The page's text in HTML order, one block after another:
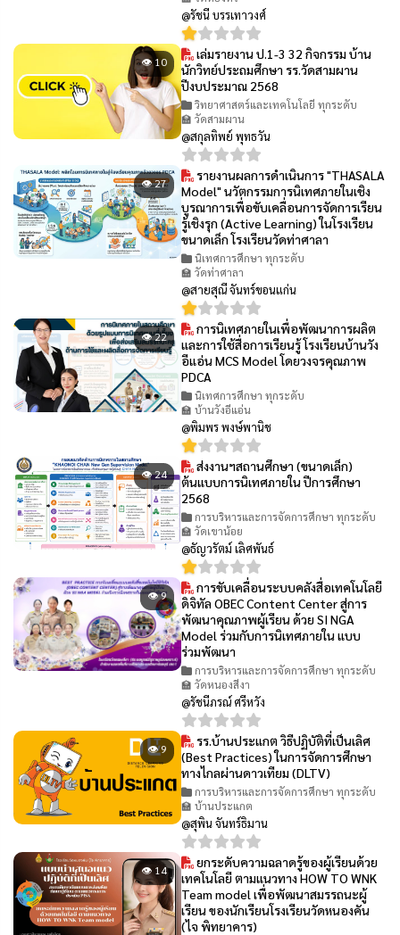
@รัชนี บรรเทาวงศ์
👁 10
เล่มรายงาน ป.1-3 32 กิจกรรม บ้าน
นักวิทย์ประถมศึกษา รร.วัดสามผาน
ปีงบประมาณ 2568
วิทยาศาสตร์และเทคโนโลยี ทุกระดับ
🏫 วัดสามผาน
@สกุลทิพย์ พุทธวัน
👁 27
รายงานผลการดำเนินการ "THASALA
Model" นวัตกรรมการนิเทศภายในเชิง
บูรณาการเพื่อขับเคลื่อนการจัดการเรียน
รู้เชิงรุก (Active Learning) ในโรงเรียน
ขนาดเล็ก โรงเรียนวัดท่าศาลา
นิเทศการศึกษา ทุกระดับ
🏫 วัดท่าศาลา
@สายสุณี จันทร์ขอนแก่น
👁 22
การนิเทศภายในเพื่อพัฒนาการผลิต
และการใช้สื่อการเรียนรู้ โรงเรียนบ้านวัง
อีแอ่น MCS Model โดยวงจรคุณภาพ
PDCA
นิเทศการศึกษา ทุกระดับ
🏫 บ้านวังอีแอ่น
@พิมพร พงษ์พานิช
👁 24
ส่งงานฯสถานศึกษา (ขนาดเล็ก)
ต้นแบบการนิเทศภายใน ปีการศึกษา
2568
การบริหารและการจัดการศึกษา ทุกระดับ
🏫 วัดเขาน้อย
@ธัญวรัตม์ เลิศพันธ์
👁 9
การขับเคลื่อนระบบคลังสื่อเทคโนโลยี
ดิจิทัล OBEC Content Center สู่การ
พัฒนาคุณภาพผู้เรียน ด้วย SI NGA
Model ร่วมกับการนิเทศภายใน แบบ
ร่วมพัฒนา
การบริหารและการจัดการศึกษา ทุกระดับ
🏫 วัดหนองสีงา
@รัชนีภรณ์ ศรีหวัง
👁 9
รร.บ้านประแกต วิธีปฏิบัติที่เป็นเลิศ
(Best Practices) ในการจัดการศึกษา
ทางไกลผ่านดาวเทียม (DLTV)
การบริหารและการจัดการศึกษา ทุกระดับ
🏫 บ้านประแกต
@สุพิน จันทร์ธิมาน
👁 14
ยกระดับความฉลาดรู้ของผู้เรียนด้วย
เทคโนโลยี ตามแนวทาง HOW TO WNK
Team model เพื่อพัฒนาสมรรถนะผู้
เรียน ของนักเรียนโรงเรียนวัดหนองคัน
(ไจ พิทยาคาร)